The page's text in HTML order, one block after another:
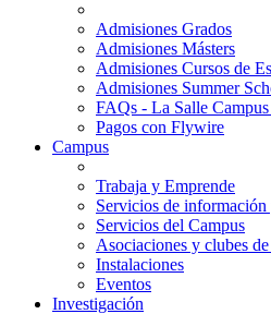
Admisiones Grados
Admisiones Másters
Admisiones Cursos de
Admisiones Summer
FAQs - La Salle
Pagos con Flywire
Campus
Trabaja y Emprende
Servicios de información
Servicios del Campus
Asociaciones y clubes
Instalaciones
Eventos
Investigación